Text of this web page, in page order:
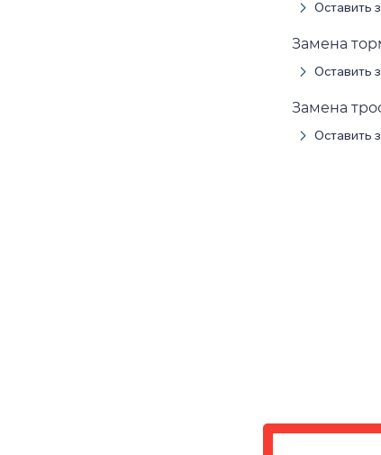
Оставить
Замена
Оставить
Замена
Оставить